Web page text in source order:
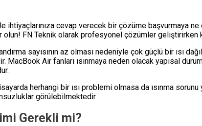
cevap verecek bir çözüme başvurmaya ne
olun! FN Teknik olarak profesyonel çözümler
sayısının az olması nedeniyle çok güçlü bir ısı
Air fanları ısınmaya neden olacak yapısal
herhangi bir ısı problemi olmasa da ısınma
görülebilmektedir.
Gerekli mi?